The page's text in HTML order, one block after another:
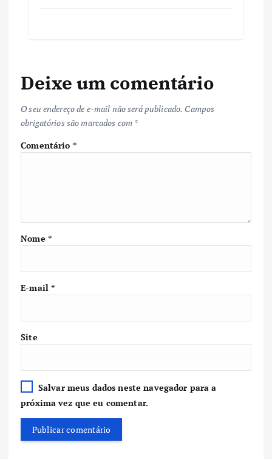
Deixe um comentário
O seu endereço de e-mail não será publicado. Campos
obrigatórios são marcados com *
Comentário *
Nome *
E-mail*
Site
Salvar meus dados neste navegador para a
próxima vez que eu comentar.